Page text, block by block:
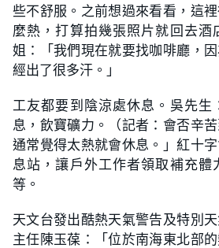
些不舒服。之前想過來看看，這
麼熱，打算拍幾張照片就回去酒
姐：「我們現在就要找咖啡廳，
經出了很多汗。」
工友都要到陰涼處休息。吳先生
息，飲寶礦力。（記者：會否辛
通常覺得太熱就會休息。」紅十
息站，讓戶外工作者領取補充體
等。
天文台發出酷熱天氣警告及特別
主任陳玉葆：「位於南海東北部